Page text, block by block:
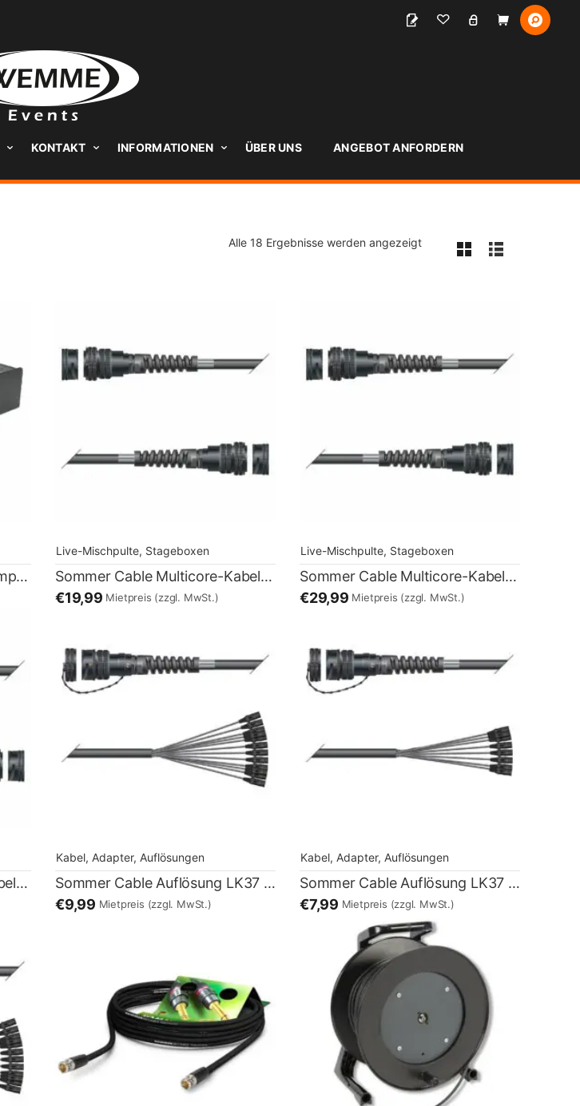
KONTAKT INFORMATIONEN ÜBER UNS ANGEBOT ANFORDERN
Alle 18 Ergebnisse werden angezeigt
Sommer Cable Stagebox compact LK37 – 12 Kanal XLR female / male
Live-Mischpulte, Stageboxen
Sommer Cable Multicore-Kabel LK37 – 10m
€19,99 Mietpreis (zzgl. MwSt.)
Live-Mischpulte, Stageboxen
Sommer Cable Multicore-Kabel LK37 – 15m
€29,99 Mietpreis (zzgl. MwSt.)
Sommer Cable Multicore-Kabel LK37 – 20m
Kabel, Adapter, Auflösungen
Sommer Cable Auflösung LK37 female – 12 Kanal XLR male
€9,99 Mietpreis (zzgl. MwSt.)
Kabel, Adapter, Auflösungen
Sommer Cable Auflösung LK37 female – 8 Kanal XLR male
€7,99 Mietpreis (zzgl. MwSt.)